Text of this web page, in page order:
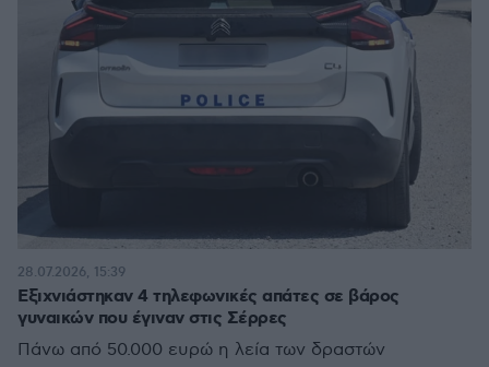
Εξιχνιάστηκαν 4 τηλεφωνικές απάτες σε βάρος
γυναικών που έγιναν στις Σέρρες
Πάνω από 50.000 ευρώ η λεία των δραστών
28.07.2026, 15:39